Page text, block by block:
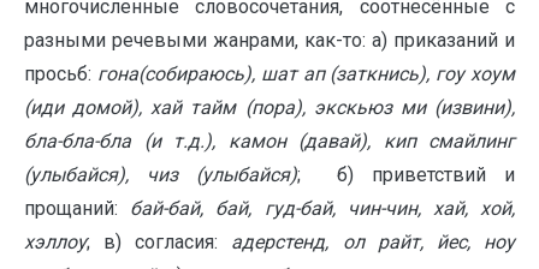
многочисленные словосочетания, соотнесённые с
разными речевыми жанрами, как-то: а) приказаний и
просьб: гона(собираюсь), шат ап (заткнись), гоу хоум
(иди домой), хай тайм (пора), экскьюз ми (извини),
бла-бла-бла (и т.д.), камон (давай), кип смайлинг
(улыбайся), чиз (улыбайся); б) приветствий и
прощаний: бай-бай, бай, гуд-бай, чин-чин, хай, хой,
хэллоу; в) согласия: адерстенд, ол райт, йес, ноу